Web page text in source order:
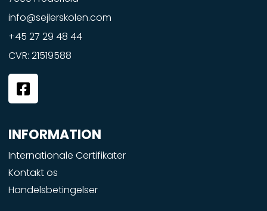
info@sejlerskolen.com
+45 27 29 48 44
CVR: 21519588
F
a
c
e
b
o
o
k
-
INFORMATION
Internationale Certifikater
Kontakt os
Handelsbetingelser